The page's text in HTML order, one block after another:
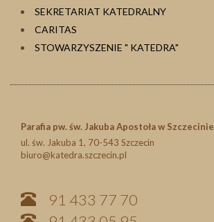
SEKRETARIAT KATEDRALNY
CARITAS
STOWARZYSZENIE " KATEDRA"
Parafia pw. św. Jakuba Apostoła w Szczecinie
ul. św. Jakuba 1, 70-543 Szczecin
biuro@katedra.szczecin.pl
91 433 77 70